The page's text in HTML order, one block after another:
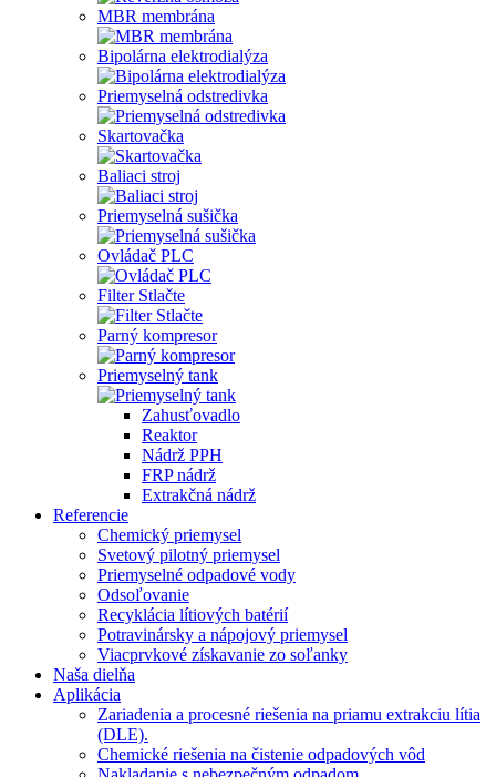
MBR membrána
Bipolárna elektrodialýza
Priemyselná odstredivka
Skartovačka
Baliaci stroj
Priemyselná sušička
Ovládač PLC
Filter Stlačte
Parný kompresor
Priemyselný tank
Zahusťovadlo
Reaktor
Nádrž PPH
FRP nádrž
Extrakčná nádrž
Referencie
Chemický priemysel
Svetový pilotný priemysel
Priemyselné odpadové vody
Odsoľovanie
Recyklácia lítiových batérií
Potravinársky a nápojový priemysel
Viacprvkové získavanie zo soľanky
Naša dielňa
Aplikácia
Zariadenia a procesné riešenia na priamu extrakciu lítia
(DLE).
Chemické riešenia na čistenie odpadových vôd